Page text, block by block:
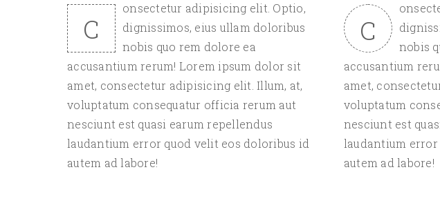
C
onsectetur adipisicing elit. Optio,
dignissimos, eius ullam doloribus
nobis quo rem dolore ea
accusantium rerum! Lorem ipsum dolor sit
amet, consectetur adipisicing elit. Illum, at,
voluptatum consequatur officia rerum aut
nesciunt est quasi earum repellendus
laudantium error quod velit eos doloribus id
autem ad labore!
C
nobis
accusantium
amet,
voluptatum
nesciunt est
laudantium
autem ad labore!